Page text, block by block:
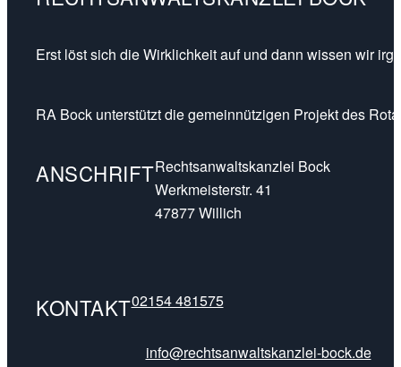
Erst löst sich die Wirklichkeit auf und dann wissen wir
RA Bock unterstützt die gemeinnützigen Projekt des
ANSCHRIFTRechtsanwaltskanzlei Bock
Werkmeisterstr. 41
47877 Willich
KONTAKT02154 481575
info@rechtsanwaltskanzlei-bock.de